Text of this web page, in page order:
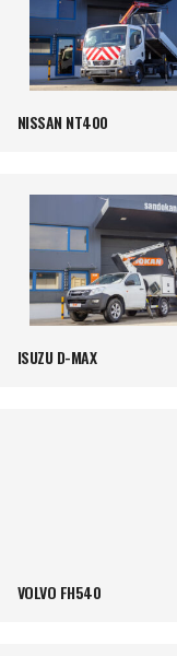
NISSAN NT400
ISUZU D-MAX
VOLVO FH540